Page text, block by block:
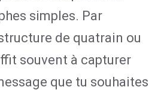
simples. Par
de quatrain ou
souvent à capturer
que tu souhaites